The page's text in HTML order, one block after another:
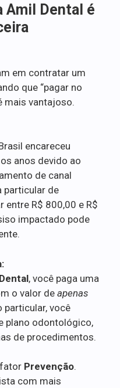
Amil Dental é
em contratar um
que “pagar no
mais vantajoso.
encareceu
anos devido ao
de canal
particular de
entre R$ 800,00 e R$
impactado pode
, você paga uma
o valor de apenas
particular, você
plano odontológico,
de procedimentos.
Prevenção.
com mais